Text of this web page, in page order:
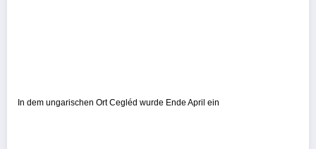
In dem ungarischen Ort Cegléd wurde Ende April ein